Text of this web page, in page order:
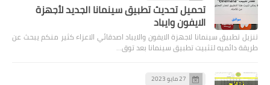
تحميل تحديث تطبيق سينمانا الجديد لأجهزة
الايفون وايباد
تنزيل تطبيق سينمانا لاجهزة الايفون والايباد اصدقائي الاعزاء كثير منكم يبحث عن
طريقة دائميه لتثبيت تطبيق سينمانا بعد توق…
27 مايو 2023